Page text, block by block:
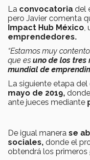
La convocatoria del
pero Javier comenta
Impact Hub México
emprendedores.
“Estamos muy
que es uno de los tres
mundial de
La siguiente etapa
mayo de 2019,
ante jueces mediante
De igual manera se
sociales, donde el
obtendrá los primeros